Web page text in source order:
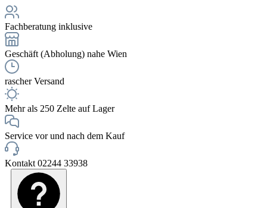
Fachberatung inklusive
Geschäft (Abholung) nahe Wien
rascher Versand
Mehr als 250 Zelte auf Lager
Service vor und nach dem Kauf
Kontakt 02244 33938